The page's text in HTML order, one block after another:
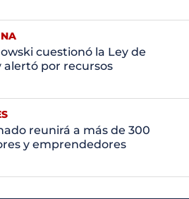
cuestionó la Ley de
alertó por recursos
reunirá a más de 300
y emprendedores